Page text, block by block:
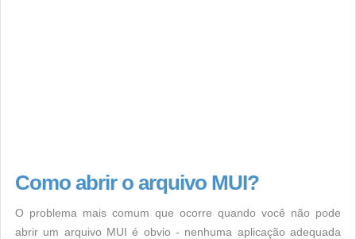
Como abrir o arquivo MUI?
O problema mais comum que ocorre quando você não pode
abrir um arquivo MUI é obvio - nenhuma aplicação adequada